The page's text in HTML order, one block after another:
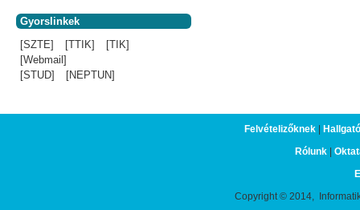
Gyorslinkek
[SZTE]
[TTIK]
[TIK]
[Webmail]
[STUD]
[NEPTUN]
Felvételizőknek|
Rólunk|
Copyright © 2014,